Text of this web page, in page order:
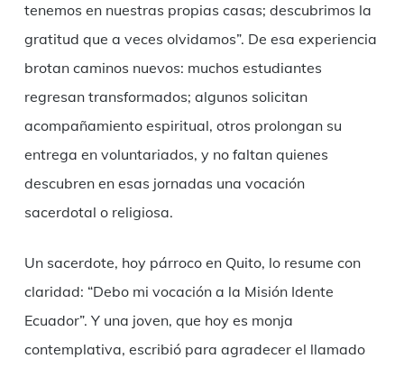
tenemos en nuestras propias casas; descubrimos la
gratitud que a veces olvidamos”. De esa experiencia
brotan caminos nuevos: muchos estudiantes
regresan transformados; algunos solicitan
acompañamiento espiritual, otros prolongan su
entrega en voluntariados, y no faltan quienes
descubren en esas jornadas una vocación
sacerdotal o religiosa.
Un sacerdote, hoy párroco en Quito, lo resume con
claridad: “Debo mi vocación a la Misión Idente
Ecuador”. Y una joven, que hoy es monja
contemplativa, escribió para agradecer el llamado